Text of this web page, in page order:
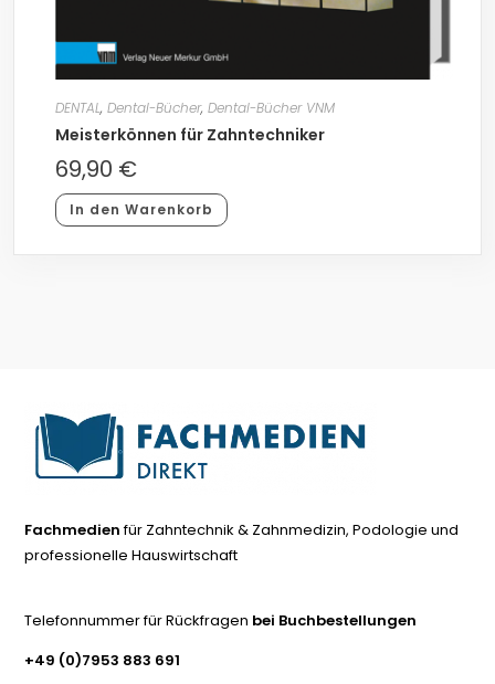
DENTAL, Dental-Bücher, Dental-Bücher VNM
Meisterkönnen für Zahntechniker
69,90 €
In den Warenkorb
Fachmedienfür Zahntechnik & Zahnmedizin, Podologie und
professionelle Hauswirtschaft
Telefonnummer für Rückfragen bei Buchbestellungen
+49 (0)7953 883 691